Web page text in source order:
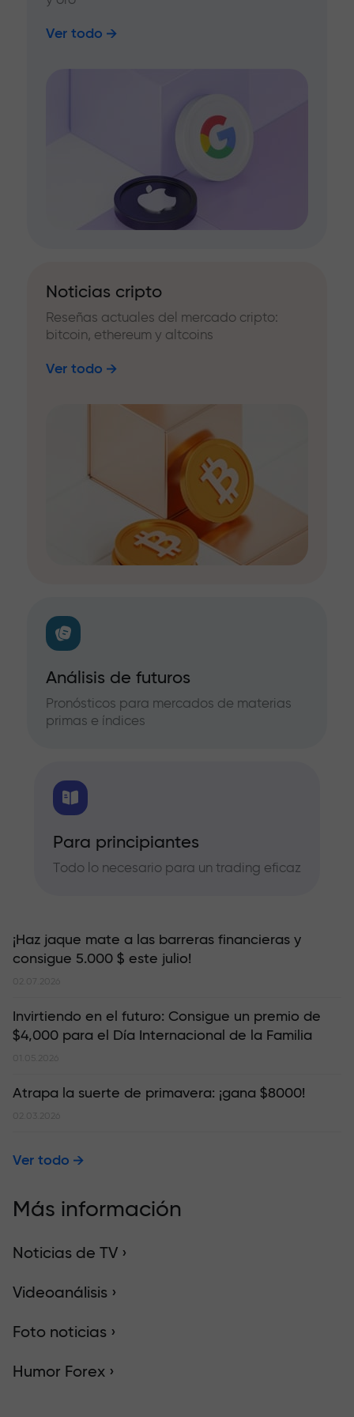
Ver todo
Noticias cripto
Reseñas actuales del mercado cripto:
bitcoin, ethereum y altcoins
Ver todo
Análisis de futuros
Pronósticos para mercados de materias
primas e índices
Para principiantes
Todo lo necesario para un trading eficaz
¡Haz jaque mate a las barreras financieras y
consigue 5.000 $ este julio!
02.07.2026
Invirtiendo en el futuro: Consigue un premio de
$4,000 para el Día Internacional de la Familia
01.05.2026
Atrapa la suerte de primavera: ¡gana $8000!
02.03.2026
Ver todo
Más información
Noticias de TV ›
Videoanálisis ›
Foto noticias ›
Humor Forex ›